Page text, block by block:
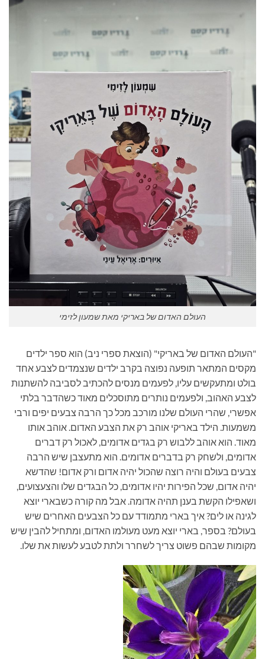
העולם האדום של באריקי מאת שמעון לזימי
"העולם האדום של באריקי" (הוצאת ספרי ניב) הוא ספר ילדים
מקסים המתאר תופעה נפוצה בקרב ילדים שנצמדים לצבע אחד
בולט ומתעקשים עליו, לפעמים מנסים להכתיב לסביבה להשתנות
לצבע האהוב, ולפעמים נותרים מתוסכלים מאוד כשהדבר בלתי
אפשרי, שהרי העולם שלנו מורכב מכל כך הרבה צבעים יפים ורבי
משמעות. הילד באריקי אוהב רק את הצבע האדום. אוהב אותו
מאוד. הוא אוהב ללבוש רק בגדים אדומים, לאכול רק דברים
אדומים, ולשחק רק בדברים אדומים. הוא מתעצבן שיש הרבה
צבעים בעולם והיה רוצה שהכול יהיה אדום ורק אדום! שהדשא
יהיה אדום, שכל הפירות יהיו אדומים, כל הבגדים שלו והצעצועים,
ושאפילו הקשת בענן תהיה אדומה. אבל מה קורה כשבארי יוצא
לגינה או לים? איך בארי מתמודד עם כל הצבעים האחרים שיש
בעולם? בספר, בארי יוצא מעט מעולמו האדום, ומתחיל להבין שיש
מקומות שבהם פשוט צריך לשחרר ולתת לטבע לעשות את שלו.